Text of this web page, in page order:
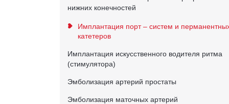
нижних конечностей
Имплантация порт – систем и
катетеров
Имплантация искусственного водителя ритма
(стимулятора)
Эмболизация артерий простаты
Эмболизация маточных артерий